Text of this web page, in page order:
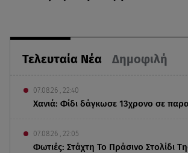
Τελευταία Νέα Δημοφιλή
07.08.26 , 22:40
Χανιά: Φίδι δάγκωσε 13χρονο σε
07.08.26 , 22:05
Φωτιές: Στάχτη Το Πράσινο Στολίδι